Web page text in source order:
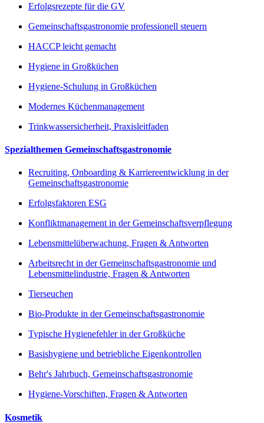
Erfolgsrezepte für die GV
Gemeinschaftsgastronomie professionell steuern
HACCP leicht gemacht
Hygiene in Großküchen
Hygiene-Schulung in Großküchen
Modernes Küchenmanagement
Trinkwassersicherheit, Praxisleitfaden
Spezialthemen Gemeinschaftsgastronomie
Recruiting, Onboarding & Karriereentwicklung in der
Gemeinschaftsgastronomie
Erfolgsfaktoren ESG
Konfliktmanagement in der Gemeinschaftsverpflegung
Lebensmittelüberwachung, Fragen & Antworten
Arbeitsrecht in der Gemeinschaftsgastronomie und
Lebensmittelindustrie, Fragen & Antworten
Tierseuchen
Bio-Produkte in der Gemeinschaftsgastronomie
Typische Hygienefehler in der Großküche
Basishygiene und betriebliche Eigenkontrollen
Behr's Jahrbuch, Gemeinschaftsgastronomie
Hygiene-Vorschiften, Fragen & Antworten
Kosmetik